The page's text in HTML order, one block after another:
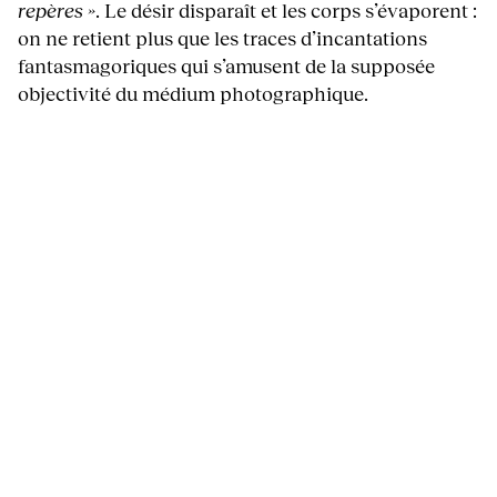
repères ». Le désir disparaît et les corps s’évaporent :
on ne retient plus que les traces d’incantations
fantasmagoriques qui s’amusent de la supposée
objectivité du médium photographique.